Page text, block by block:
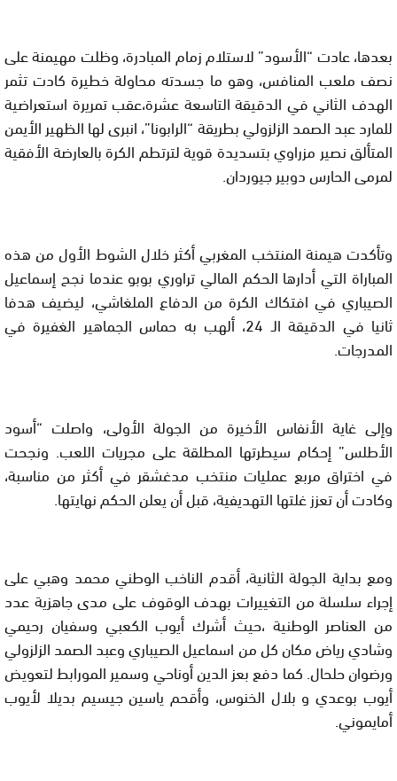
بعدها، عادت “الأسود” لاستلام زمام المبادرة، وظلت مهيمنة على
نصف ملعب المنافس، وهو ما جسدته محاولة خطيرة كادت تثمر
الهدف الثاني في الدقيقة التاسعة عشرة،عقب تمريرة استعراضية
للمارد عبد الصمد الزلزولي بطريقة “الرابونا”، انبرى لها الظهير الأيمن
المتألق نصير مزراوي بتسديدة قوية لترتطم الكرة بالعارضة الأفقية
لمرمى الحارس دوبير جيوردان.
وتأكدت هيمنة المنتخب المغربي أكثر خلال الشوط الأول من هذه
المباراة التي أدارها الحكم المالي تراوري بوبو عندما نجح إسماعيل
الصيباري في افتكاك الكرة من الدفاع الملغاشي، ليضيف هدفا
ثانيا في الدقيقة الـ 24، ألهب به حماس الجماهير الغفيرة في
المدرجات.
وإلى غاية الأنفاس الأخيرة من الجولة الأولى، واصلت “أسود
الأطلس” إحكام سيطرتها المطلقة على مجريات اللعب. ونجحت
في اختراق مربع عمليات منتخب مدغشقر في أكثر من مناسبة،
وكادت أن تعزز غلتها التهديفية، قبل أن يعلن الحكم نهايتها.
ومع بداية الجولة الثانية، أقدم الناخب الوطني محمد وهبي على
إجراء سلسلة من التغييرات بهدف الوقوف على مدى جاهزية عدد
من العناصر الوطنية ،حيث أشرك أيوب الكعبي وسفيان رحيمي
وشادي رياض مكان كل من اسماعيل الصيباري وعبد الصمد الزلزولي
ورضوان حلحال. كما دفع بعز الدين أوناحي وسمير المورابط لتعويض
أيوب بوعدي و بلال الخنوس، وأقحم ياسين جيسيم بديلا لأيوب
أمايموني.